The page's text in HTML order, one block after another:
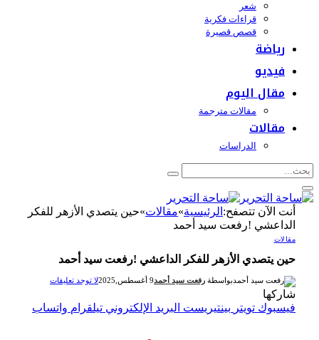
شعر
قراءات فكرية
قصص قصيرة
رياضة
فيديو
مقال اليوم
مقالات مترجمة
مقالات
الدراسات
أنت الآن تتصفح:الرئيسية»مقالات»حين يتصدي الأزهر للفكر
الداعشي !رفعت سيد أحمد
مقالات
حين يتصدي الأزهر للفكر الداعشي !رفعت سيد أحمد
بواسطة رفعت سيد أحمد9 أغسطس,2025 لا توجد تعليقات
شاركها
فيسبوك تويتر بينتيريست البريد الإلكتروني تيلقرام واتساب